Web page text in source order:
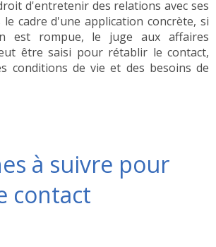
d'entretenir des relations avec ses
le cadre d'une application concrète, si
est rompue, le juge aux affaires
être saisi pour rétablir le contact,
conditions de vie et des besoins de
à suivre pour
contact